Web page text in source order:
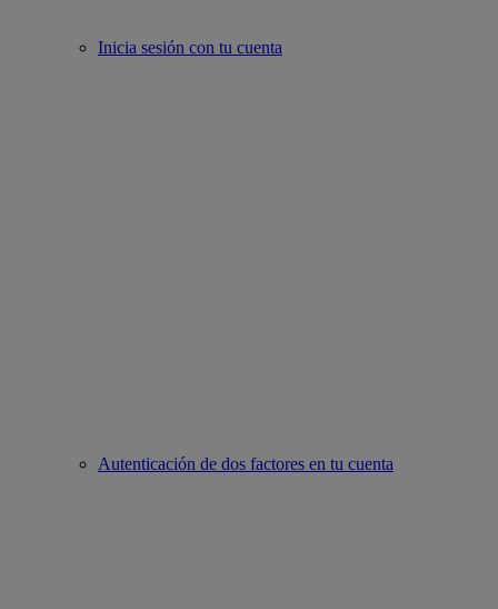
Inicia sesión con tu cuenta
Autenticación de dos factores en tu cuenta